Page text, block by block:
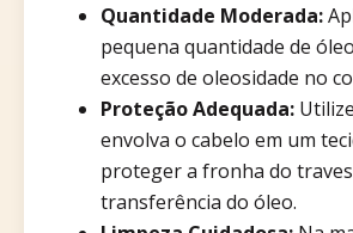
Quantidade Moderada:
pequena quantidade de
excesso de oleosidade no
Proteção Adequada:
envolva o cabelo em um
proteger a fronha do
transferência do óleo.